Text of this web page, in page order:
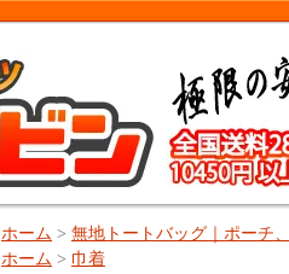
ホーム > 無地トートバッグ｜ポーチ
ホーム > 巾着